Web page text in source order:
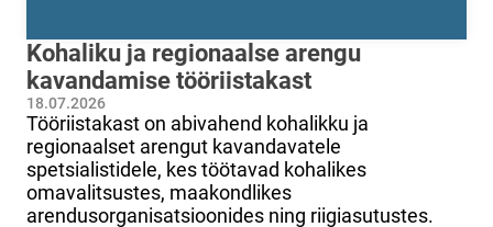
Kohaliku ja regionaalse arengu
kavandamise tööriistakast
18.07.2026
Tööriistakast on abivahend kohalikku ja
regionaalset arengut kavandavatele
spetsialistidele, kes töötavad kohalikes
omavalitsustes, maakondlikes
arendusorganisatsioonides ning riigiasutustes.